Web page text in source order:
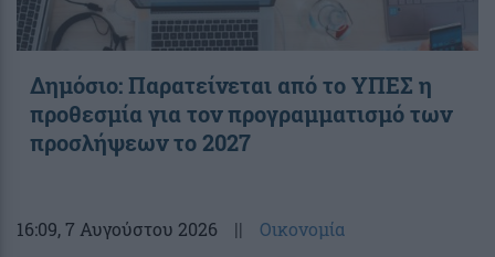
Δημόσιο: Παρατείνεται από το ΥΠΕΣ η
προθεσμία για τον προγραμματισμό των
προσλήψεων το 2027
16:09, 7 Αυγούστου 2026 || Οικονομία